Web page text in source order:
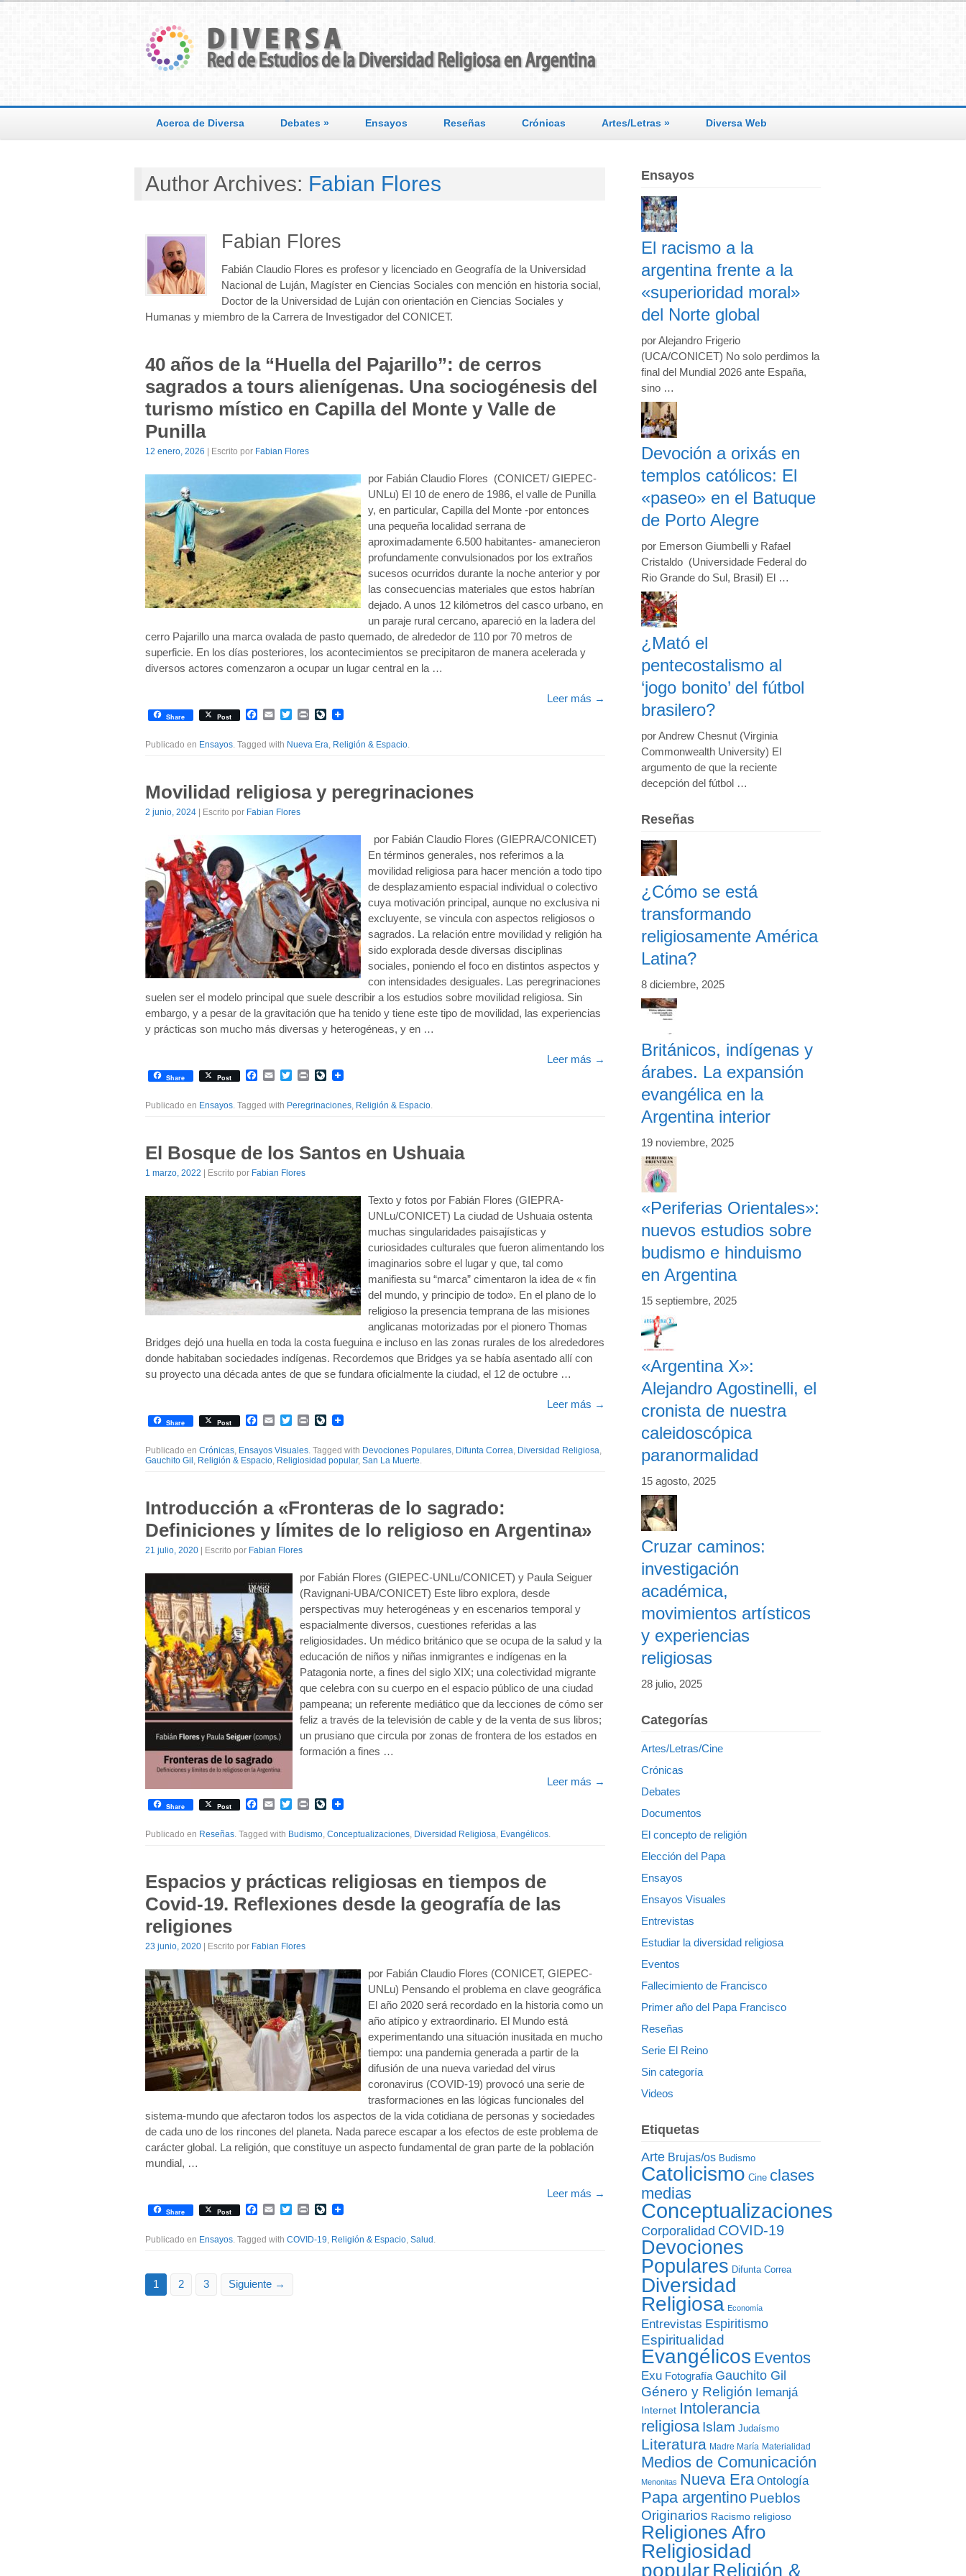
Acerca de Diversa Debates » Ensayos Reseñas Crónicas Artes/Letras » Diversa Web
Author Archives: Fabian Flores
Fabian Flores
Fabián Claudio Flores es profesor y licenciado en Geografía de la Universidad
Nacional de Luján, Magíster en Ciencias Sociales con mención en historia social,
Doctor de la Universidad de Luján con orientación en Ciencias Sociales y
Humanas y miembro de la Carrera de Investigador del CONICET.
40 años de la “Huella del Pajarillo”: de cerros
sagrados a tours alienígenas. Una sociogénesis del
turismo místico en Capilla del Monte y Valle de
Punilla
12 enero, 2026 | Escrito por Fabian Flores
por Fabián Claudio Flores (CONICET/ GIEPEC-
UNLu) El 10 de enero de 1986, el valle de Punilla
y, en particular, Capilla del Monte -por entonces
una pequeña localidad serrana de
aproximadamente 6.500 habitantes- amanecieron
profundamente convulsionados por los extraños
sucesos ocurridos durante la noche anterior y por
las consecuencias materiales que estos habrían
dejado. A unos 12 kilómetros del casco urbano, en
un paraje rural cercano, apareció en la ladera del
cerro Pajarillo una marca ovalada de pasto quemado, de alrededor de 110 por 70 metros de
superficie. En los días posteriores, los acontecimientos se precipitaron de manera acelerada y
diversos actores comenzaron a ocupar un lugar central en la …
Leer más →
Share Post Facebook
EmailTwitterPrintLiveJournal
Publicado en Ensayos. Tagged with Nueva Era, Religión & Espacio.
Movilidad religiosa y peregrinaciones
2 junio, 2024 | Escrito por Fabian Flores
por Fabián Claudio Flores (GIEPRA/CONICET)
En términos generales, nos referimos a la
movilidad religiosa para hacer mención a todo tipo
de desplazamiento espacial individual o colectivo
cuya motivación principal, aunque no exclusiva ni
excluyente, se vincula con aspectos religiosos o
sagrados. La relación entre movilidad y religión ha
sido explorada desde diversas disciplinas
sociales, poniendo el foco en distintos aspectos y
con intensidades desiguales. Las peregrinaciones
suelen ser el modelo principal que suele describir a los estudios sobre movilidad religiosa. Sin
embargo, y a pesar de la gravitación que ha tenido y tiene este tipo de movilidad, las experiencias
y prácticas son mucho más diversas y heterogéneas, y en …
Leer más →
Share Post Facebook
EmailTwitterPrintLiveJournal
Publicado en Ensayos. Tagged with Peregrinaciones, Religión & Espacio.
El Bosque de los Santos en Ushuaia
1 marzo, 2022 | Escrito por Fabian Flores
Texto y fotos por Fabián Flores (GIEPRA-
UNLu/CONICET) La ciudad de Ushuaia ostenta
muchas singularidades paisajísticas y
curiosidades culturales que fueron alimentando los
imaginarios sobre el lugar y que, tal como
manifiesta su “marca” cimentaron la idea de « fin
del mundo, y principio de todo». En el plano de lo
religioso la presencia temprana de las misiones
anglicanas motorizadas por el pionero Thomas
Bridges dejó una huella en toda la costa fueguina e incluso en las zonas rurales de los alrededores
donde habitaban sociedades indígenas. Recordemos que Bridges ya se había asentado allí con
su proyecto una década antes de que se fundara oficialmente la ciudad, el 12 de octubre …
Leer más →
Share Post Facebook
EmailTwitterPrintLiveJournal
Publicado en Crónicas, Ensayos Visuales. Tagged with Devociones Populares, Difunta Correa, Diversidad Religiosa,
Gauchito Gil , Religión & Espacio, Religiosidad popular, San La Muerte.
Introducción a «Fronteras de lo sagrado:
Definiciones y límites de lo religioso en Argentina»
21 julio, 2020 | Escrito por Fabian Flores
por Fabián Flores (GIEPEC-UNLu/CONICET) y Paula Seiguer
(Ravignani-UBA/CONICET) Este libro explora, desde
perspectivas muy heterogéneas y en escenarios temporal y
espacialmente diversos, cuestiones referidas a las
religiosidades. Un médico británico que se ocupa de la salud y la
educación de niños y niñas inmigrantes e indígenas en la
Patagonia norte, a fines del siglo XIX; una colectividad migrante
que celebra con su cuerpo en el espacio público de una ciudad
pampeana; un referente mediático que da lecciones de cómo ser
feliz a través de la televisión de cable y de la venta de sus libros;
un prusiano que circula por zonas de frontera de los estados en
formación a fines …
Leer más →
Share Post Facebook
EmailTwitterPrintLiveJournal
Publicado en Reseñas. Tagged with Budismo, Conceptualizaciones, Diversidad Religiosa, Evangélicos.
Espacios y prácticas religiosas en tiempos de
Covid-19. Reflexiones desde la geografía de las
religiones
23 junio, 2020 | Escrito por Fabian Flores
por Fabián Claudio Flores (CONICET, GIEPEC-
UNLu) Pensando el problema en clave geográfica
El año 2020 será recordado en la historia como un
año atípico y extraordinario. El Mundo está
experimentando una situación inusitada en mucho
tiempo: una pandemia generada a partir de la
difusión de una nueva variedad del virus
coronavirus (COVID-19) provocó una serie de
trasformaciones en las lógicas funcionales del
sistema-mundo que afectaron todos los aspectos de la vida cotidiana de personas y sociedades
de cada uno de los rincones del planeta. Nada parece escapar a los efectos de este problema de
carácter global. La religión, que constituye un aspecto fundamental de gran parte de la población
mundial, …
Leer más →
Share Post Facebook
EmailTwitterPrintLiveJournal
Publicado en Ensayos. Tagged with COVID-19, Religión & Espacio, Salud .
1 2 3 Siguiente →
Ensayos
El racismo a la
argentina frente a la
«superioridad moral»
del Norte global
por Alejandro Frigerio
(UCA/CONICET) No solo perdimos la
final del Mundial 2026 ante España,
sino …
Devoción a orixás en
templos católicos: El
«paseo» en el Batuque
de Porto Alegre
por Emerson Giumbelli y Rafael
Cristaldo (Universidade Federal do
Rio Grande do Sul, Brasil) El …
¿Mató el
pentecostalismo al
‘jogo bonito’ del fútbol
brasilero?
por Andrew Chesnut (Virginia
Commonwealth University) El
argumento de que la reciente
decepción del fútbol …
Reseñas
¿Cómo se está
transformando
religiosamente América
Latina?
8 diciembre, 2025
Británicos, indígenas y
árabes. La expansión
evangélica en la
Argentina interior
19 noviembre, 2025
«Periferias Orientales»:
nuevos estudios sobre
budismo e hinduismo
en Argentina
15 septiembre, 2025
«Argentina X»:
Alejandro Agostinelli, el
cronista de nuestra
caleidoscópica
paranormalidad
15 agosto, 2025
Cruzar caminos:
investigación
académica,
movimientos artísticos
y experiencias
religiosas
28 julio, 2025
Categorías
Artes/Letras/Cine
Crónicas
Debates
Documentos
El concepto de religión
Elección del Papa
Ensayos
Ensayos Visuales
Entrevistas
Estudiar la diversidad religiosa
Eventos
Fallecimiento de Francisco
Primer año del Papa Francisco
Reseñas
Serie El Reino
Sin categoría
Videos
Etiquetas
Arte Brujas/os Budismo
Catolicismo Cine clases
medias
Conceptualizaciones
Corporalidad COVID-19
Devociones
Populares Difunta Correa
Diversidad
Religiosa Economía
Entrevistas Espiritismo
Espiritualidad
Evangélicos Eventos
Exu Fotografía Gauchito Gil
Género y Religión Iemanjá
Internet Intolerancia
religiosa Islam Judaísmo
Literatura Madre María Materialidad
Medios de Comunicación
Menonitas Nueva Era Ontología
Papa argentino Pueblos
Originarios Racismo religioso
Religiones Afro
Religiosidad
popular Religión &